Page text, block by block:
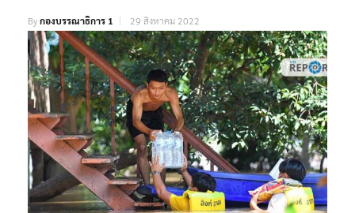
ช่วยเหลือ
Byกองบรรณาธิการ 1 29 สิงหาคม 2022